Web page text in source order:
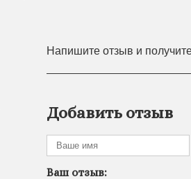
Напишите отзыв и
Добавить отзыв
Ваш отзыв: